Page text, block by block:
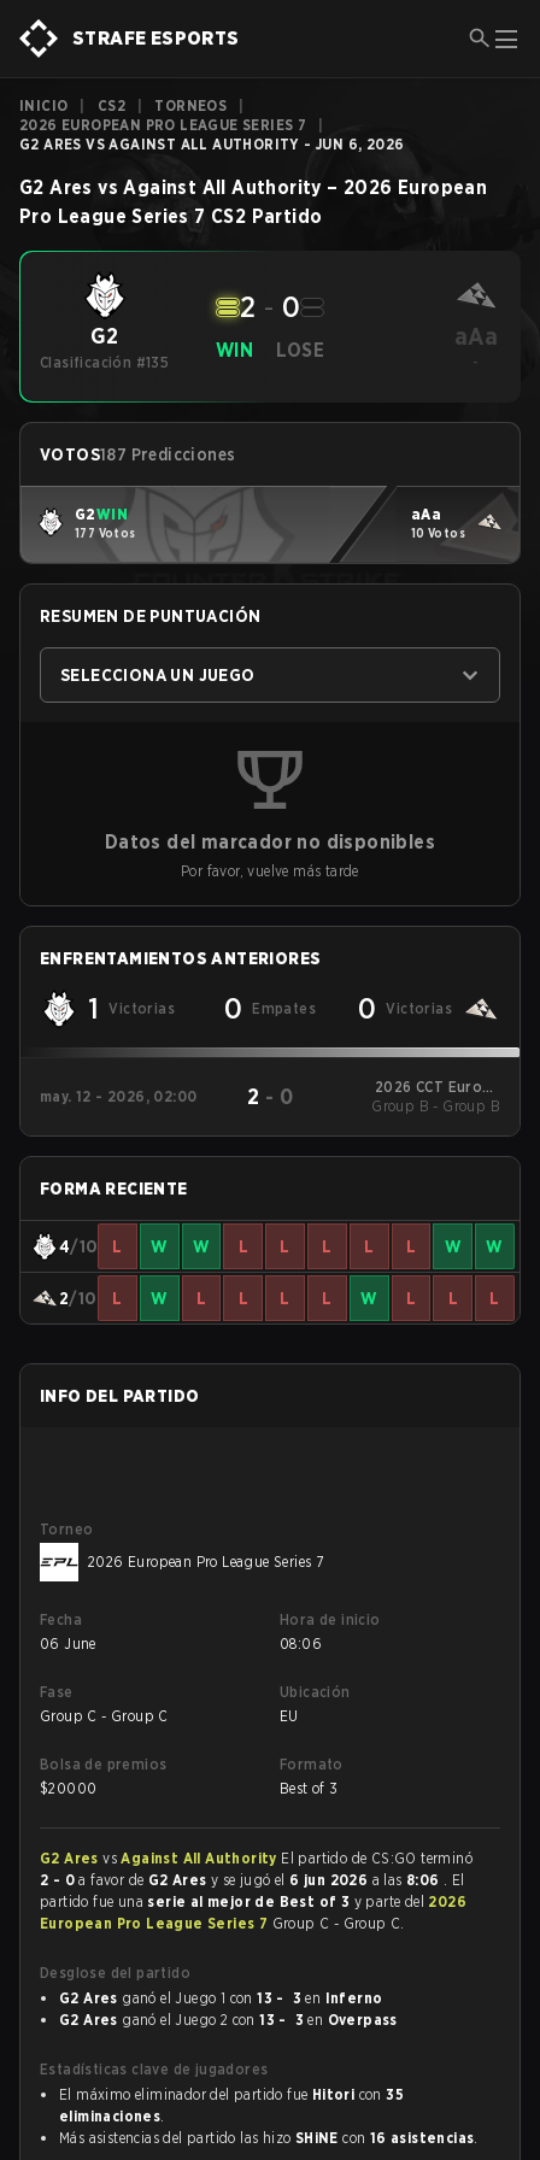
STRAFE ESPORTS
INICIO CS2 TORNEOS
2026 EUROPEAN PRO LEAGUE SERIES 7
G2 ARES VS AGAINST ALL AUTHORITY - JUN 6, 2026
G2 Ares vs Against All Authority – 2026 European
Pro League Series 7 CS2 Partido
G2
Clasificación #135
WIN
2 - 0
LOSE aAa
-
VOTOS187 Predicciones
G2WIN
177 Votos
aAa
10 Votos
RESUMEN DE PUNTUACIÓN
SELECCIONA UN JUEGO
Datos del marcador no disponibles
Por favor, vuelve más tarde
ENFRENTAMIENTOS ANTERIORES
1 Victorias 0 Empates 0 Victorias
may. 12 - 2026, 02:00 2 - 0
2026 CCT Europe
Series #2
Group B - Group B
FORMA RECIENTE
4/10 L W W L L L L L W W
2/10 L W L L L L W L L L
INFO DEL PARTIDO
Torneo
2026 European Pro League Series 7
Fecha
06 June
Hora de inicio
08:06
Fase
Group C - Group C
Ubicación
EU
Bolsa de premios
$20000
Formato
Best of 3
G2 AresvsAgainst All Authority El partido de CS:GO terminó
2 - 0 a favor de G2 Aresy se jugó el 6 jun 2026 a las 8:06 . El
partido fue una serie al mejor de Best of 3 y parte del 2026
European Pro League Series 7 Group C - Group C.
Desglose del partido
G2 Ares ganó el Juego 1 con13 - 3 en Inferno
G2 Ares ganó el Juego 2 con13 - 3 en Overpass
Estadísticas clave de jugadores
El máximo eliminador del partido fue Hitori con35
eliminaciones.
Más asistencias del partido las hizo SHiNE con 16 asistencias.